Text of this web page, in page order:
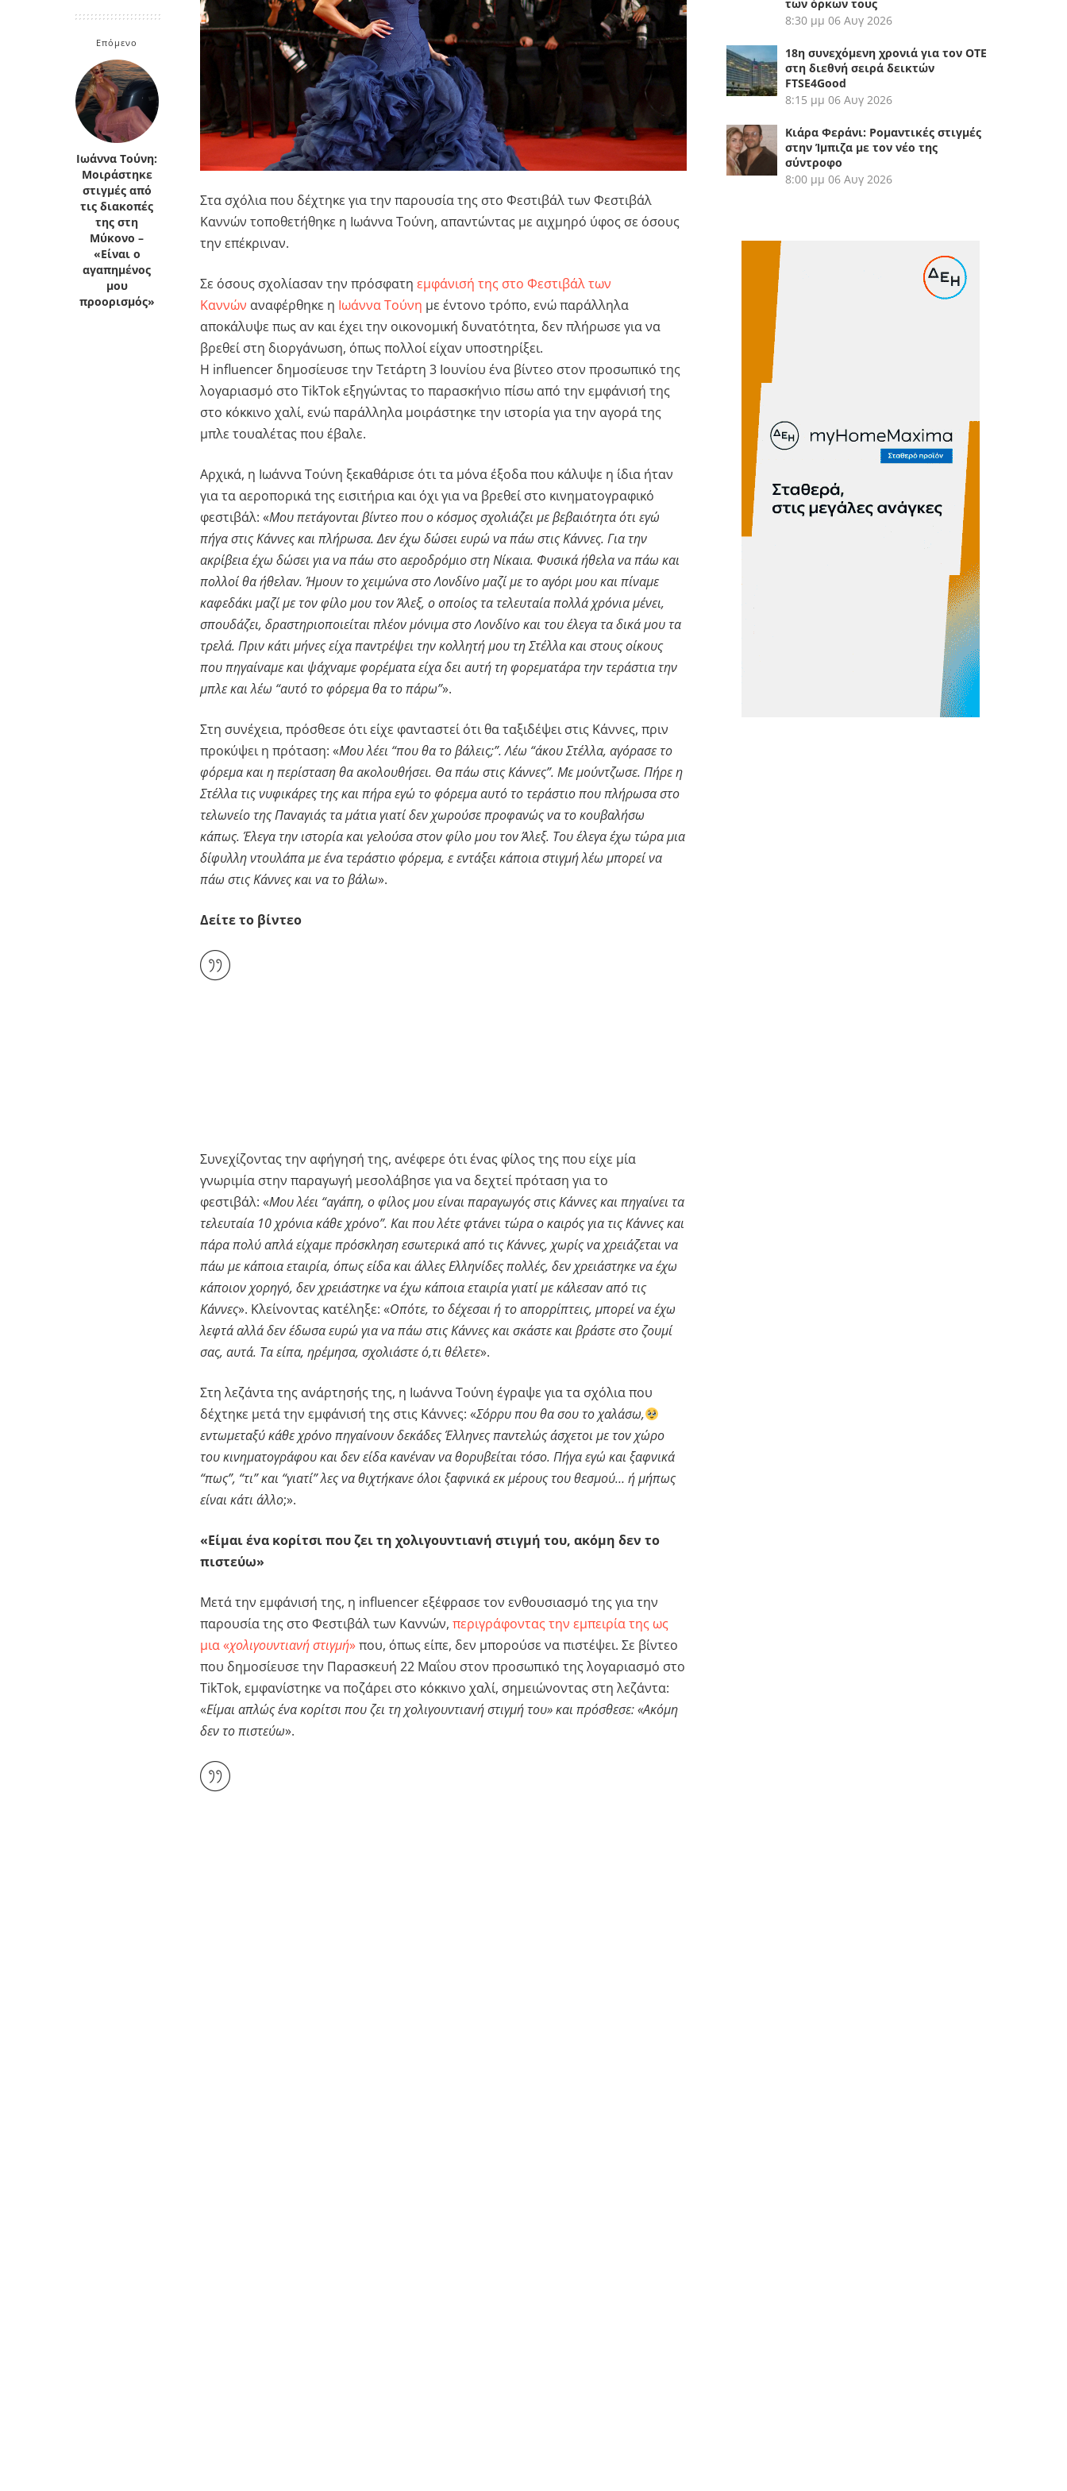
Κρήτη
Κυκλάδες
Πελοπόννησος
Πελοπόννησος
Επόμενο
Ιωάννα Τούνη:
Μοιράστηκε
στιγμές από
τις διακοπές
της στη
Μύκονο –
«Είναι ο
αγαπημένος
μου
προορισμός»
Στα σχόλια που δέχτηκε για την παρουσία της στο Φεστιβάλ των Φεστιβάλ
Καννών τοποθετήθηκε η Ιωάννα Τούνη, απαντώντας με αιχμηρό ύφος σε όσους
την επέκριναν.
Σε όσους σχολίασαν την πρόσφατη εμφάνισή της στο Φεστιβάλ των
Καννών αναφέρθηκε η Ιωάννα Τούνη με έντονο τρόπο, ενώ παράλληλα
αποκάλυψε πως αν και έχει την οικονομική δυνατότητα, δεν πλήρωσε για να
βρεθεί στη διοργάνωση, όπως πολλοί είχαν υποστηρίξει.
Η influencer δημοσίευσε την Τετάρτη 3 Ιουνίου ένα βίντεο στον προσωπικό της
λογαριασμό στο TikTok εξηγώντας το παρασκήνιο πίσω από την εμφάνισή της
στο κόκκινο χαλί, ενώ παράλληλα μοιράστηκε την ιστορία για την αγορά της
μπλε τουαλέτας που έβαλε.
Αρχικά, η Ιωάννα Τούνη ξεκαθάρισε ότι τα μόνα έξοδα που κάλυψε η ίδια ήταν
για τα αεροπορικά της εισιτήρια και όχι για να βρεθεί στο κινηματογραφικό
φεστιβάλ: «Μου πετάγονται βίντεο που ο κόσμος σχολιάζει με βεβαιότητα ότι εγώ
πήγα στις Κάννες και πλήρωσα. Δεν έχω δώσει ευρώ να πάω στις Κάννες. Για την
ακρίβεια έχω δώσει για να πάω στο αεροδρόμιο στη Νίκαια. Φυσικά ήθελα να πάω και
πολλοί θα ήθελαν. Ήμουν το χειμώνα στο Λονδίνο μαζί με το αγόρι μου και πίναμε
καφεδάκι μαζί με τον φίλο μου τον Άλεξ, ο οποίος τα τελευταία πολλά χρόνια μένει,
σπουδάζει, δραστηριοποιείται πλέον μόνιμα στο Λονδίνο και του έλεγα τα δικά μου τα
τρελά. Πριν κάτι μήνες είχα παντρέψει την κολλητή μου τη Στέλλα και στους οίκους
που πηγαίναμε και ψάχναμε φορέματα είχα δει αυτή τη φορεματάρα την τεράστια την
μπλε και λέω “αυτό το φόρεμα θα το πάρω”».
Στη συνέχεια, πρόσθεσε ότι είχε φανταστεί ότι θα ταξιδέψει στις Κάννες, πριν
προκύψει η πρόταση: «Μου λέει “που θα το βάλεις;”. Λέω “άκου Στέλλα, αγόρασε το
φόρεμα και η περίσταση θα ακολουθήσει. Θα πάω στις Κάννες”. Με μούντζωσε. Πήρε η
Στέλλα τις νυφικάρες της και πήρα εγώ το φόρεμα αυτό το τεράστιο που πλήρωσα στο
τελωνείο της Παναγιάς τα μάτια γιατί δεν χωρούσε προφανώς να το κουβαλήσω
κάπως. Έλεγα την ιστορία και γελούσα στον φίλο μου τον Άλεξ. Του έλεγα έχω τώρα μια
δίφυλλη ντουλάπα με ένα τεράστιο φόρεμα, ε εντάξει κάποια στιγμή λέω μπορεί να
πάω στις Κάννες και να το βάλω».
Δείτε το βίντεο
Συνεχίζοντας την αφήγησή της, ανέφερε ότι ένας φίλος της που είχε μία
γνωριμία στην παραγωγή μεσολάβησε για να δεχτεί πρόταση για το
φεστιβάλ: «Μου λέει “αγάπη, ο φίλος μου είναι παραγωγός στις Κάννες και πηγαίνει τα
τελευταία 10 χρόνια κάθε χρόνο”. Και που λέτε φτάνει τώρα ο καιρός για τις Κάννες και
πάρα πολύ απλά είχαμε πρόσκληση εσωτερικά από τις Κάννες, χωρίς να χρειάζεται να
πάω με κάποια εταιρία, όπως είδα και άλλες Ελληνίδες πολλές, δεν χρειάστηκε να έχω
κάποιον χορηγό, δεν χρειάστηκε να έχω κάποια εταιρία γιατί με κάλεσαν από τις
Κάννες». Κλείνοντας κατέληξε: «Οπότε, το δέχεσαι ή το απορρίπτεις, μπορεί να έχω
λεφτά αλλά δεν έδωσα ευρώ για να πάω στις Κάννες και σκάστε και βράστε στο ζουμί
σας, αυτά. Τα είπα, ηρέμησα, σχολιάστε ό,τι θέλετε».
Στη λεζάντα της ανάρτησής της, η Ιωάννα Τούνη έγραψε για τα σχόλια που
δέχτηκε μετά την εμφάνισή της στις Κάννες: «Σόρρυ που θα σου το χαλάσω,
εντωμεταξύ κάθε χρόνο πηγαίνουν δεκάδες Έλληνες παντελώς άσχετοι με τον χώρο
του κινηματογράφου και δεν είδα κανέναν να θορυβείται τόσο. Πήγα εγώ και ξαφνικά
“πως”, “τι” και “γιατί” λες να θιχτήκανε όλοι ξαφνικά εκ μέρους του θεσμού… ή μήπως
είναι κάτι άλλο;».
«Είμαι ένα κορίτσι που ζει τη χολιγουντιανή στιγμή του, ακόμη δεν το
πιστεύω»
Μετά την εμφάνισή της, η influencer εξέφρασε τον ενθουσιασμό της για την
παρουσία της στο Φεστιβάλ των Καννών, περιγράφοντας την εμπειρία της ως
μια «χολιγουντιανή στιγμή»που, όπως είπε, δεν μπορούσε να πιστέψει. Σε βίντεο
που δημοσίευσε την Παρασκευή 22 Μαΐου στον προσωπικό της λογαριασμό στο
TikTok, εμφανίστηκε να ποζάρει στο κόκκινο χαλί, σημειώνοντας στη λεζάντα:
«Είμαι απλώς ένα κορίτσι που ζει τη χολιγουντιανή στιγμή του» και πρόσθεσε: «Ακόμη
δεν το πιστεύω».
των όρκων τους
8:30 μμ 06 Αυγ 2026
18η συνεχόμενη χρονιά για τον ΟΤΕ
στη διεθνή σειρά δεικτών
FTSE4Good
8:15 μμ 06 Αυγ 2026
Κιάρα Φεράνι: Ρομαντικές στιγμές
στην Ίμπιζα με τον νέο της
σύντροφο
8:00 μμ 06 Αυγ 2026